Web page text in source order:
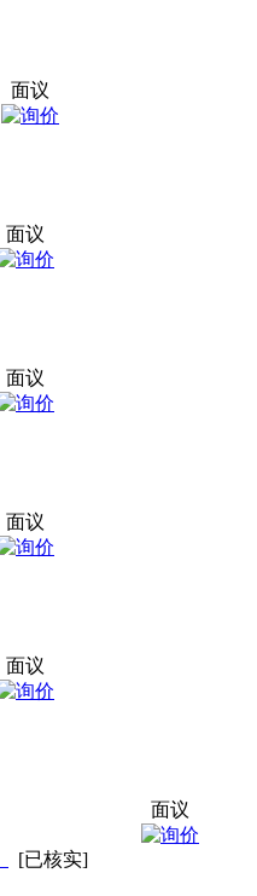
面议
面议
面议
面议
面议
[已核实]
面议